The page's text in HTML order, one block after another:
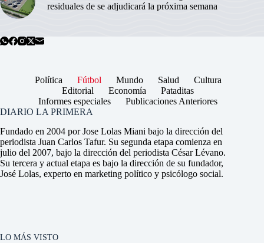
residuales de se adjudicará la próxima semana
Política Fútbol Mundo Salud
Cultura
Editorial
Economía
Pataditas
Informes especiales
Publicaciones Anteriores
DIARIO LA PRIMERA
Fundado en 2004 por Jose Lolas Miani bajo la dirección del
periodista Juan Carlos Tafur. Su segunda etapa comienza en
julio del 2007, bajo la dirección del periodista César Lévano.
Su tercera y actual etapa es bajo la dirección de su fundador,
José Lolas, experto en marketing político y psicólogo social.
LO MÁS VISTO